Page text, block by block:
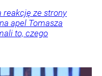
reakcję ze strony
apel Tomasza
to, czego